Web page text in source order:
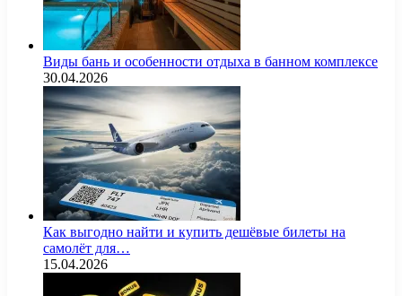
Виды бань и особенности отдыха в банном комплексе
30.04.2026
Как выгодно найти и купить дешёвые билеты на
самолёт для…
15.04.2026